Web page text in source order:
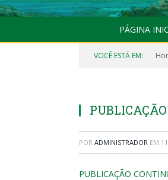
PÁGINA
VOCÊ ESTÁ EM:
POR ADMINISTRADOR EM
PUBLICAÇÃO